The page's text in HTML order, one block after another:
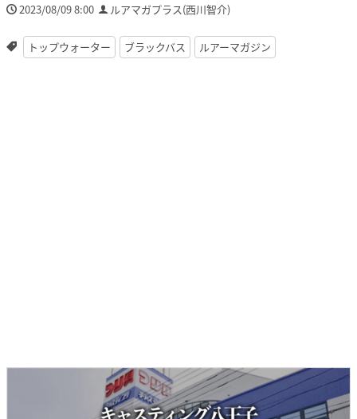
2023/08/09 8:00 ルアマガプラス(西川智介)
トップウォーター ブラックバス ルアーマガジン